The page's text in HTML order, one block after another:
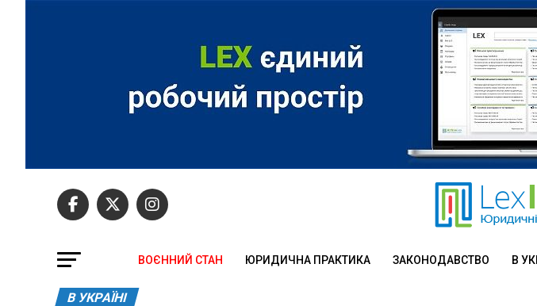
ВОЄННИЙ СТАН ЮРИДИЧНА ПРАКТИКА ЗАКОНОДАВСТВО В
В УКРАЇНІ